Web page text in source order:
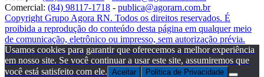
Comercial: (84) 98117-1718 - publica@agorarn.com.br
Copyright Grupo Agora RN. Todos os direitos reservados. É
proibida a reprodução do conteúdo desta página em qualquer meio
de comunicação, eletrônico ou impresso, sem autorização prévia.
Usamos cookies para garantir que oferecemos a melhor experiência
em nosso site. Se você continuar a usar este site, assumiremos que
você está satisfeito com ele. Aceitar Politica de Privacidade